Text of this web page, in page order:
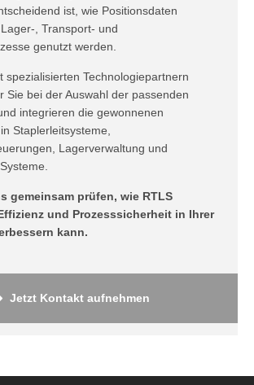
ist, wie Positionsdaten
, Transport- und
genutzt werden.
spezialisierten Technologiepartnern
Sie bei der Auswahl der passenden
integrieren die gewonnenen
Staplerleitsysteme,
Lagerverwaltung und
gemeinsam prüfen, wie RTLS
und Prozesssicherheit in Ihrer
kann.
Jetzt Kontakt aufnehmen